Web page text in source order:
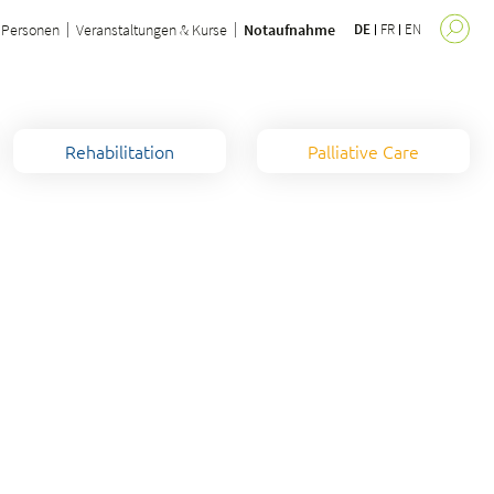
Personen Veranstaltungen & Kurse Notaufnahme DE FR EN
Rehabilitation Palliative Care